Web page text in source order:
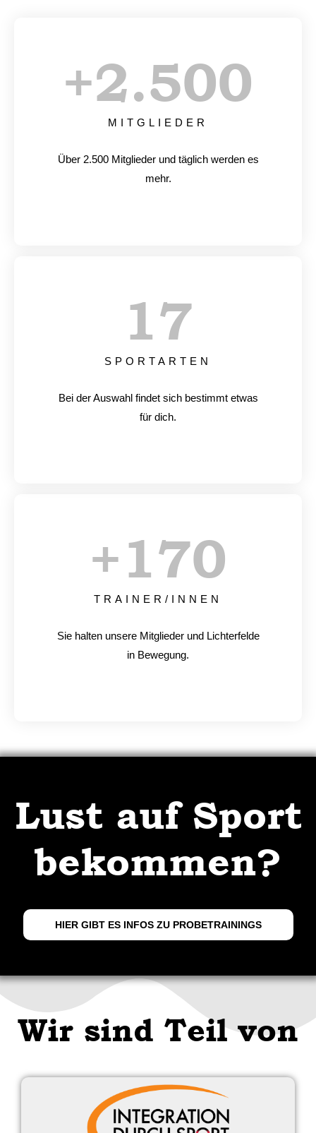
MITGLIEDER
+2.500
Über 2.500 Mitglieder und täglich werden es
mehr.
SPORTARTEN
17
Bei der Auswahl findet sich bestimmt etwas
für dich.
TRAINER/INNEN
+170
Sie halten unsere Mitglieder und Lichterfelde
in Bewegung.
Lust auf Sport
bekommen?
HIER GIBT ES INFOS ZU PROBETRAININGS
Wir sind Teil von